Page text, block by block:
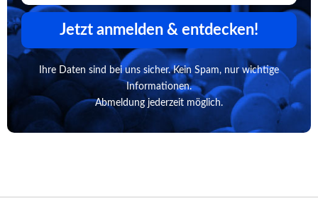
Jetzt anmelden & entdecken!
Ihre Daten sind bei uns sicher. Kein Spam, nur wichtige
Informationen.
Abmeldung jederzeit möglich.